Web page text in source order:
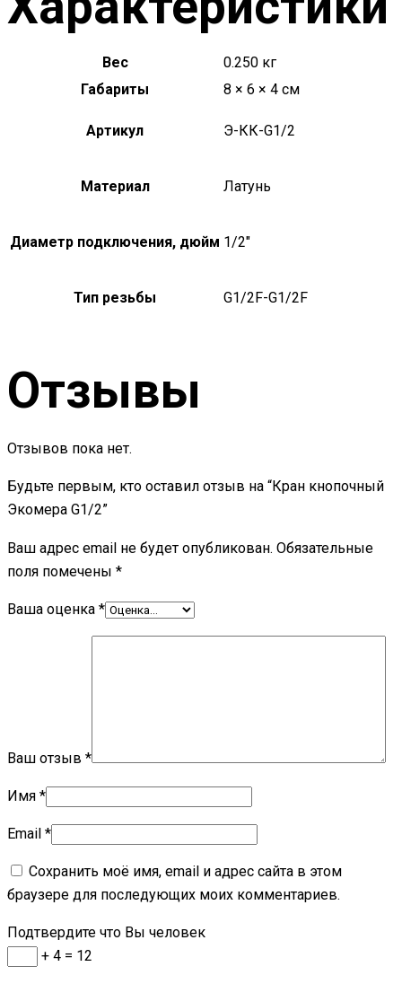
Вес
0.250 кг
Габариты
8 × 6 × 4 см
Артикул Э-КК-G1/2
Материал Латунь
Диаметр подключения, дюйм 1/2"
Тип резьбы G1/2F-G1/2F
Отзывы
Отзывов пока нет.
Будьте первым, кто оставил отзыв на “Кран кнопочный
Экомера G1/2”
Ваш адрес email не будет опубликован. Обязательные
поля помечены *
Ваша оценка *
Ваш отзыв *
Имя *
Email *
Сохранить моё имя, email и адрес сайта в этом
браузере для последующих моих комментариев.
Подтвердите что Вы человек
+ 4 = 12